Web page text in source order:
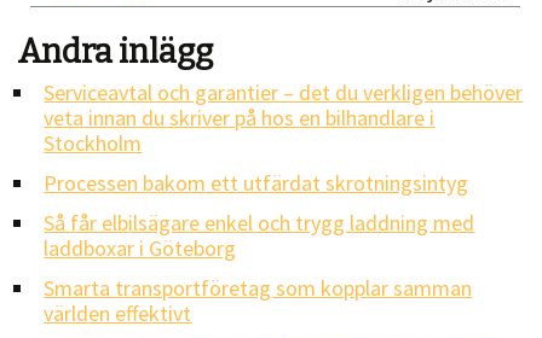
Andra inlägg
Serviceavtal och garantier – det du verkligen behöver
veta innan du skriver på hos en bilhandlare i
Stockholm
Processen bakom ett utfärdat skrotningsintyg
Så får elbilsägare enkel och trygg laddning med
laddboxar i Göteborg
Smarta transportföretag som kopplar samman
världen effektivt